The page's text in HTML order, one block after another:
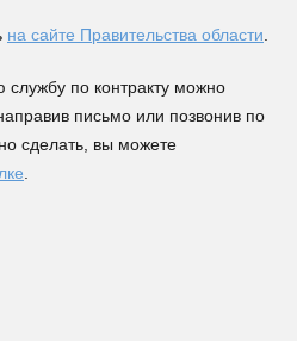
на сайте Правительства области
по контракту можно
письмо или позвонив по
сделать, вы можете